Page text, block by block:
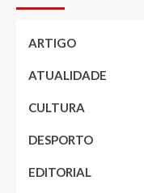
ARTIGO
ATUALIDADE
CULTURA
DESPORTO
EDITORIAL